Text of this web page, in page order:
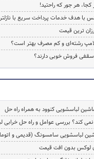
هر جور که راحتید!
با هدف خدمات پرداخت سریع با
ترین قیمت
رشته‌ای و کم مصرف بهتر است؟
فروش خوبی دارند؟
نمی کند؟ بررسی عوامل و راه حل خرابی
لباسشویی سامسونگ (قدیمی و
لوکس بدون افت قیمت